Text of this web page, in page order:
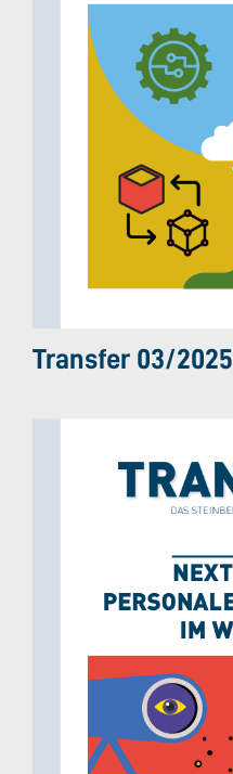
Transfer 03/2025